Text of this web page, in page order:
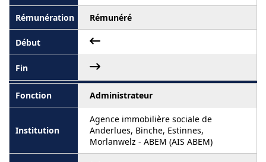
Rémunéré
Administrateur
Agence immobilière sociale de
Anderlues, Binche, Estinnes,
Morlanwelz - ABEM (AIS ABEM)